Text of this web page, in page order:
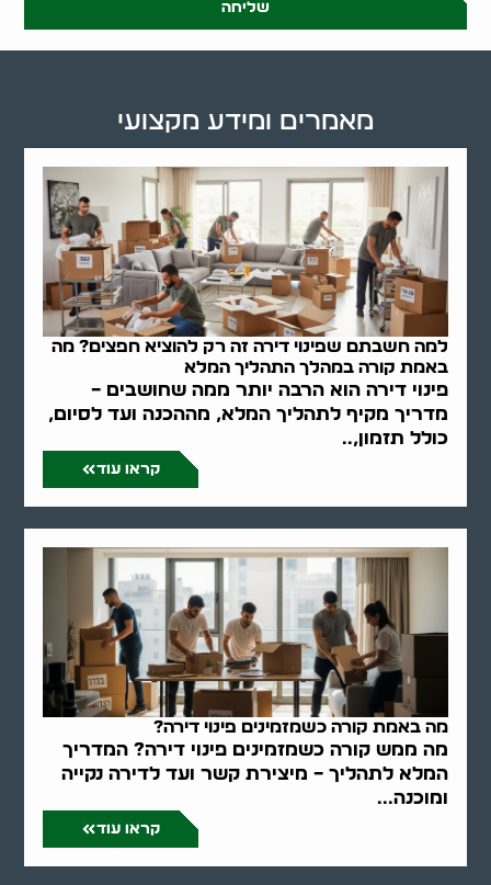
שליחה
למה חשבתם שפינוי דירה זה רק להוציא חפצים? מה
באמת קורה במהלך התהליך המלא
פינוי דירה הוא הרבה יותר ממה שחושבים –
מדריך מקיף לתהליך המלא, מההכנה ועד לסיום,
כולל תזמון,..
קראו עוד
מה באמת קורה כשמזמינים פינוי דירה?
מה ממש קורה כשמזמינים פינוי דירה? המדריך
המלא לתהליך – מיצירת קשר ועד לדירה נקייה
ומוכנה...
קראו עוד
מאמרים ומידע מקצועי